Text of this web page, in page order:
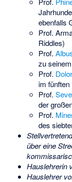
ebenfalls
Prof.
Riddles)
Prof.
zu
Prof.
im fünften
Prof.
der
Prof.
des
über eine
Hauslehrerin
Hauslehrer